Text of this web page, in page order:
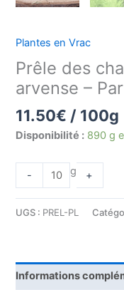
Plantes en Vrac
Prêle des
arvense –
11.50€ / 100g
Disponibilité : 890 g
- g +
UGS : PREL-PL
Informations